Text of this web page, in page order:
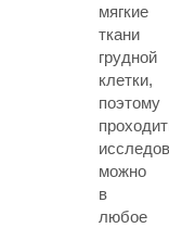
мягкие
ткани
грудной
клетки,
поэтому
можно
в
любое